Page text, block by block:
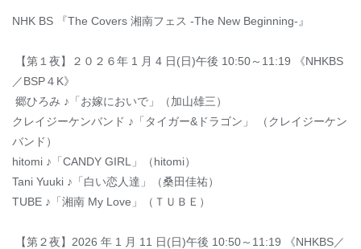
NHK BS 『The Covers 湘南フェス -The New Beginning-』
【第１夜】２０２６年 1 月 4 日(日)午後 10:50～11:19 《NHKBS
／BSP４K》
郷ひろみ ♪「お嫁においで」（加山雄三）
クレイジーケンバンド ♪「タイガー&ドラゴン」 （クレイジーケン
バンド）
hitomi ♪「CANDY GIRL」（hitomi）
Tani Yuuki ♪「白い恋人達」（桑田佳祐）
TUBE ♪「湘南 My Love」（ＴＵＢＥ）
【第２夜】2026 年 1 月 11 日(日)午後 10:50～11:19 《NHKBS／